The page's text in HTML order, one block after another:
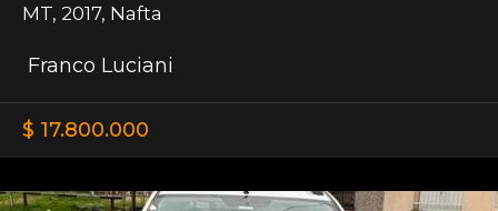
MT, 2017, Nafta
Franco Luciani
$ 17.800.000